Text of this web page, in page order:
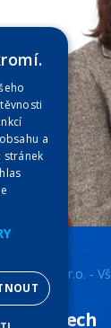
spol. s r.o. -
a
stránek